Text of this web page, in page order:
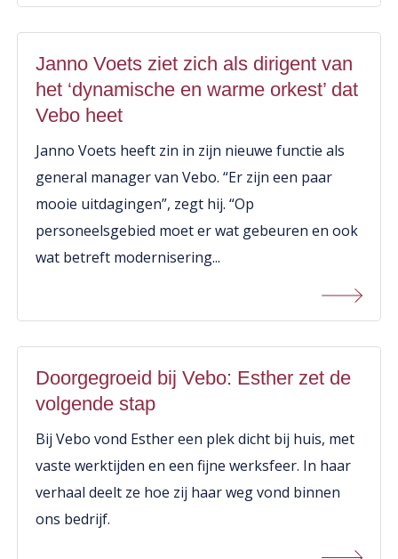
Janno Voets ziet zich als dirigent van
het ‘dynamische en warme orkest’ dat
Vebo heet
Janno Voets heeft zin in zijn nieuwe functie als
general manager van Vebo. “Er zijn een paar
mooie uitdagingen”, zegt hij. “Op
personeelsgebied moet er wat gebeuren en ook
wat betreft modernisering...
Doorgegroeid bij Vebo: Esther zet de
volgende stap
Bij Vebo vond Esther een plek dicht bij huis, met
vaste werktijden en een fijne werksfeer. In haar
verhaal deelt ze hoe zij haar weg vond binnen
ons bedrijf.